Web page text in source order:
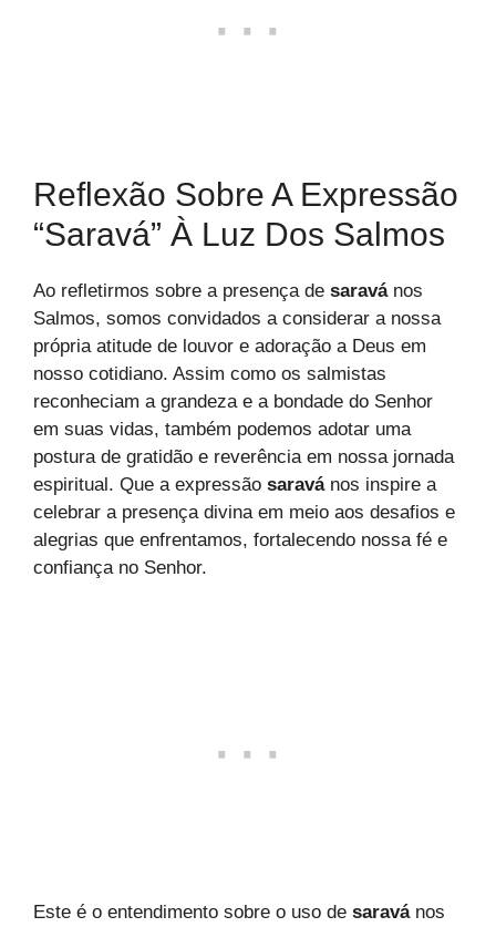
Reflexão Sobre A Expressão
“Saravá” À Luz Dos Salmos
Ao refletirmos sobre a presença de saravános
Salmos, somos convidados a considerar a nossa
própria atitude de louvor e adoração a Deus em
nosso cotidiano. Assim como os salmistas
reconheciam a grandeza e a bondade do Senhor
em suas vidas, também podemos adotar uma
postura de gratidão e reverência em nossa jornada
espiritual. Que a expressão saravános inspire a
celebrar a presença divina em meio aos desafios e
alegrias que enfrentamos, fortalecendo nossa fé e
confiança no Senhor.
Este é o entendimento sobre o uso de saravános